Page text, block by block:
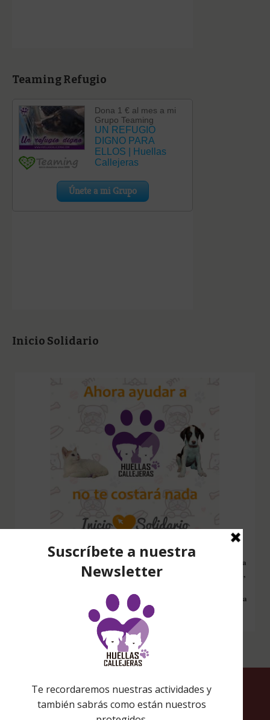
Teaming Refugio
Inicio Solidario
Configura nuestro Inicio Solidario en todos tus dispositivos y cada
vez que entres a hacer una búsqueda en internet desde esa página,
Amazon desde ahí, tu compra será solidaria sin ningún coste extra
para ti.